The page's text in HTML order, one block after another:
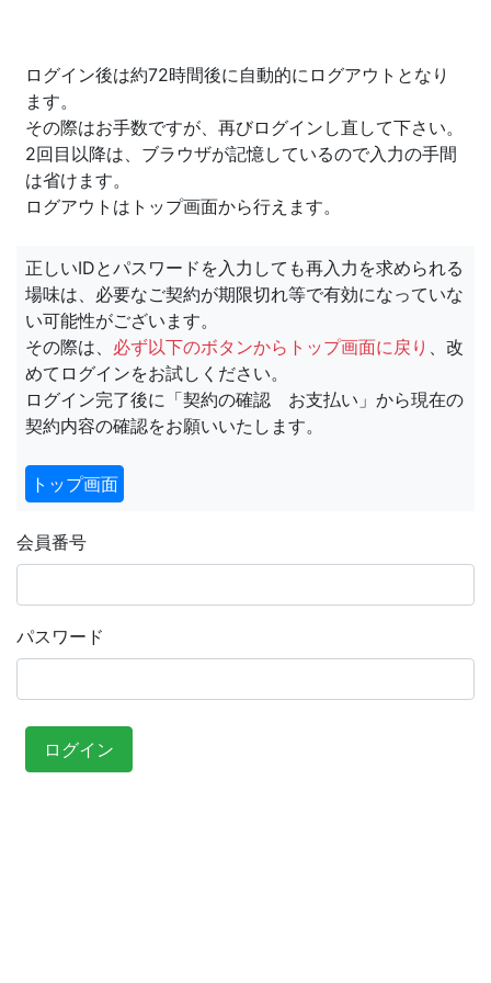
ログイン後は約72時間後に自動的にログアウトとなり
ます。
その際はお手数ですが、再びログインし直して下さい。
2回目以降は、ブラウザが記憶しているので入力の手間
は省けます。
ログアウトはトップ画面から行えます。
正しいIDとパスワードを入力しても再入力を求められる
場味は、必要なご契約が期限切れ等で有効になっていな
い可能性がございます。
その際は、 必ず以下のボタンからトップ画面に戻り 、改
めてログインをお試しください。
ログイン完了後に「契約の確認 お支払い」から現在の
契約内容の確認をお願いいたします。
トップ画面
会員番号
パスワード